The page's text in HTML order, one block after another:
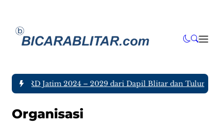
DPRD Jatim 2024 – 2029 dari Dapil Blitar dan
Organisasi